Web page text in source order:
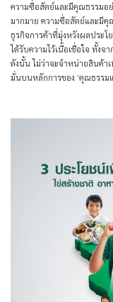
ความซื่อสัตย์และมีคุณธรรมอ
มากมาย ความซื่อสัตย์และมีคุ
ธุรกิจการค้าที่มุ่งหวังผลประโ
ได้รับความไว้เนื้อเชื่อใจ ทั้ง
ดังนั้น ไม่ว่าจะจำหน่ายสินค้า
มั่นบนหลักการของ ‘คุณธรรม